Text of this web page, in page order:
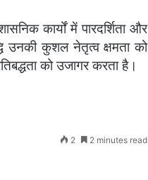
कार्यों में पारदर्शिता और
उनकी कुशल नेतृत्व क्षमता को
को उजागर करता है।
2 2 minutes read